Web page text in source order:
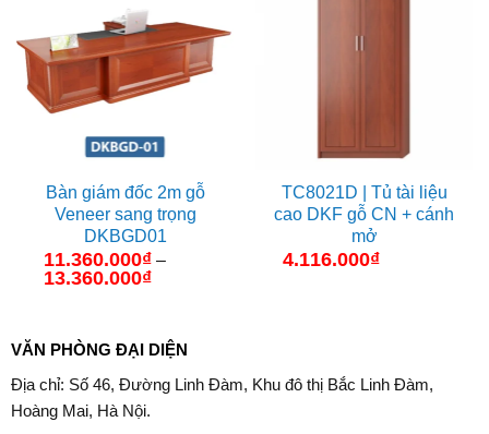
Bàn giám đốc 2m gỗ
Veneer sang trọng
DKBGD01
11.360.000₫ –
13.360.000₫Khoảng
đến
13.360.000₫
TC8021D | Tủ tài liệu
cao DKF gỗ CN + cánh
mở
4.116.000₫
VĂN PHÒNG ĐẠI DIỆN
Địa chỉ: Số 46, Đường Linh Đàm, Khu đô thị Bắc Linh Đàm,
Hoàng Mai, Hà Nội.